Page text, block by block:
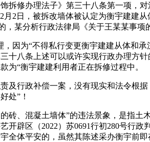
修办理法子》第三十八条第一项，
2日，被拆改墙体被认定为衡宇建建
某分析行政法律局《关于王某某事
为“不得私行变更衡宇建建从体和承
八条上述可以或许实现行政办理方
为“衡宇建建利用者正在拆修过程中。
行政补偿一案，没有现实和法令根
处”！
、混凝土墙体”的违法景象，是指土
辟区（2022）苏0691行初280号行
体平安的，虽然其陈述采办衡宇前